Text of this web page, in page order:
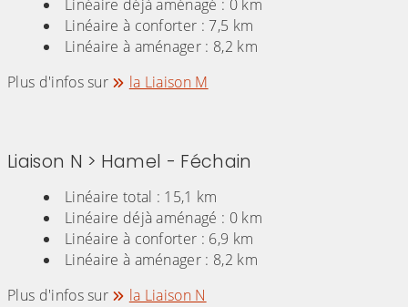
Linéaire déjà aménagé : 0 km
Linéaire à conforter : 7,5 km
Linéaire à aménager : 8,2 km
Plus d'infos sur
la Liaison M
Liaison N > Hamel - Féchain
Linéaire total : 15,1 km
Linéaire déjà aménagé : 0 km
Linéaire à conforter : 6,9 km
Linéaire à aménager : 8,2 km
Plus d'infos sur
la Liaison N